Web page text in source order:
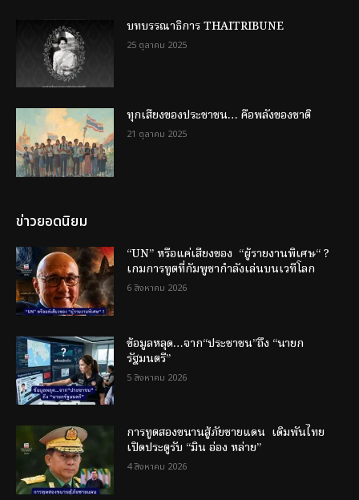
บทบรรณาธิการ THAITRIBUNE
25 ตุลาคม 2025
ทุกเสียงของประชาชน… คือพลังของชาติ
21 ตุลาคม 2025
ข่าวยอดนิยม
“UN” หรือแค่เสียงของ “ผู้รายงานพิเศษ“ ?
เกมการทูตที่กัมพูชากำลังเล่นบนเวทีโลก
6 สิงหาคม 2026
ข้อมูลหลุด…จาก“ประชาชน”ถึง “นายก
รัฐมนตรี”
5 สิงหาคม 2026
การทูตสองขนานสู้ภัยชายแดน เดิมพันไทย
เปิดประตูรับ “มิน อ่อง หล่าย”
4 สิงหาคม 2026